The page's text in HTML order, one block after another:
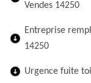
Vendes 14250
Entreprise
14250
Urgence fuite